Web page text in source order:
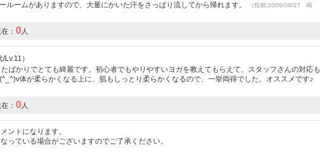
ームがありますので、大量にかいた汗をさっぱり流してから帰れます。
（投稿:2009/08/27 掲
： 0人
）
ばかりでとても綺麗です。初心者でもやりやすいヨガを教えてもらえて、スタッフさんの対応も
体が柔らかくなる上に、肌もしっとり柔らかくなるので、一挙両得でした。オススメです♪
： 0人
ントになります。
っている場合がございますのでご了承ください。